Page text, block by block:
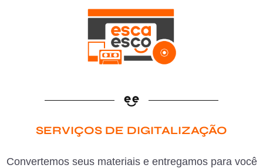
SERVIÇOS DE DIGITALIZAÇÃO
Convertemos seus materiais e entregamos para você